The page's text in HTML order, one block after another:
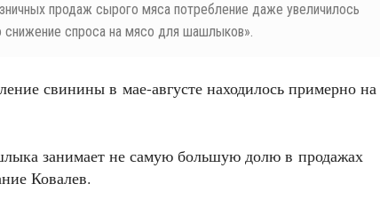
продаж сырого мяса потребление даже увеличилось
снижение спроса на мясо для шашлыков».
свинины в мае-августе находилось примерно на
занимает не самую большую долю в продажах
Ковалев.